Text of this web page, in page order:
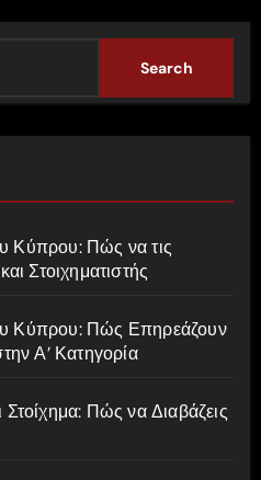
Κύπρου: Πώς να τις
Στοιχηματιστής
Κύπρου: Πώς Επηρεάζουν
Α’ Κατηγορία
Πώς να Διαβάζεις